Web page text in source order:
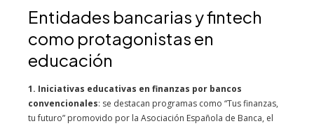
Entidades bancarias y fintech
como protagonistas en
educación
1. Iniciativas educativas en finanzas por bancos
convencionales: se destacan programas como “Tus finanzas,
tu futuro” promovido por la Asociación Española de Banca, el